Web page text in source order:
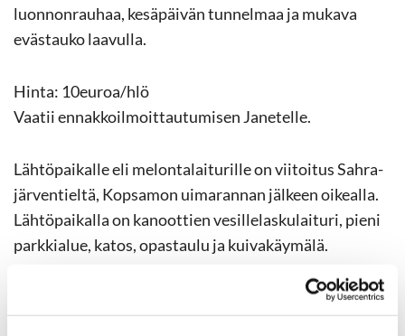
luon­non­rau­haa, ke­sä­päi­vän tun­nel­maa ja mu­ka­va
eväs­tau­ko laa­vul­la.
Hinta: 10euroa/hlö
Vaa­tii en­nak­koil­moit­tau­tu­mi­sen Ja­ne­tel­le.
Läh­tö­pai­kal­le eli me­lon­ta­lai­tu­ril­le on vii­toi­tus Sah­ra­
jär­ven­tiel­tä, Kop­sa­mon ui­ma­ran­nan jäl­keen oi­keal­la.
Läh­tö­pai­kal­la on ka­noot­tien ve­sil­le­las­ku­lai­tu­ri, pieni
park­kia­lue, katos, opas­tau­lu ja kui­va­käy­mä­lä.
Li­sä­tie­dot ja il­moit­tau­tu­mi­